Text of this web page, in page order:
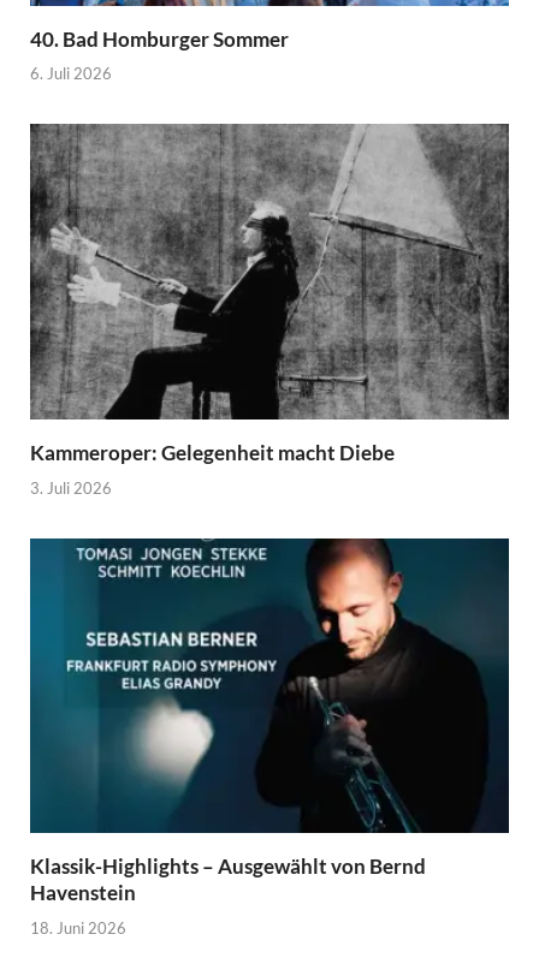
40. Bad Homburger Sommer
6. Juli 2026
Kammeroper: Gelegenheit macht Diebe
3. Juli 2026
Klassik-Highlights – Ausgewählt von Bernd
Havenstein
18. Juni 2026